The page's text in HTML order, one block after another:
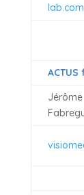
lab.com
Jérôme